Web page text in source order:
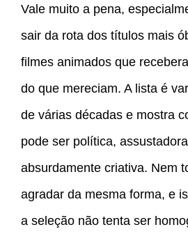
Vale muito a pena,
sair da rota dos títulos mais
filmes animados que
do que mereciam. A lista é
de várias décadas e mostra
pode ser política,
absurdamente criativa. Nem
agradar da mesma forma, e
a seleção não tenta ser